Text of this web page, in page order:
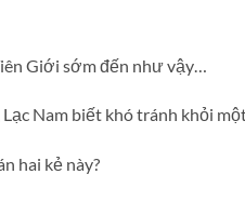
Giới sớm đến như vậy…
Nam biết khó tránh khỏi
hai kẻ này?